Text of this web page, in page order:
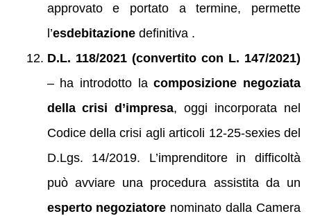
approvato e portato a termine, permette
l’esdebitazionedefinitiva .
D.L. 118/2021 (convertito con L. 147/2021)
– ha introdotto lacomposizione negoziata
della crisi d’impresa, oggi incorporata nel
Codice della crisi agli articoli 12‑25‑sexies del
D.Lgs. 14/2019. L’imprenditore in difficoltà
può avviare una procedura assistita da un
esperto negoziatore nominato dalla Camera